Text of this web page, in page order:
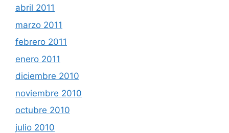
abril 2011
marzo 2011
febrero 2011
enero 2011
diciembre 2010
noviembre 2010
octubre 2010
julio 2010